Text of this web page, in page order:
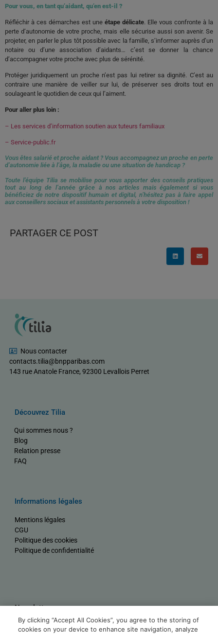
Pour vous, en tant qu’aidant, qu’en est-il ?
Réfléchir à ces démarches est une étape délicate. Elle vous confronte à la
perte d’autonomie de votre proche, mais elle sécurise aussi son avenir. Se
projeter, en parler le plus tôt possible avec la famille, s’informer auprès d’un
notaire ou d’une association d’aidants… c’est se donner la chance
d’accompagner votre proche avec plus de sérénité.
Protéger juridiquement un proche n’est pas lui retirer sa dignité. C’est au
contraire une manière de veiller sur lui, de préserver ses droits tout en
soulageant le quotidien de ceux qui l’aiment.
Pour aller plus loin :
– Les services d’information soutien aux tuteurs familiaux
– Service-public.fr
Vous êtes salarié et proche aidant ? Vous accompagnez un proche en perte
d’autonomie liée à l’âge, la maladie ou une situation de handicap ?
Toute l’équipe Tilia se mobilise pour vous apporter des conseils pratiques
tout au long de l’année grâce à nos articles mais également si vous
bénéficiez de notre dispositif humain et digital, n’hésitez pas à faire appel
aux conseillers sociaux et assistants personnels à votre disposition !
PARTAGER CE POST
Nous contacter
contacts.tilia@bnpparibas.com
143 rue Anatole France, 92300 Levallois Perret
Découvrez Tilia
Qui sommes nous ?
Blog
Relation presse
FAQ
Informations légales
Mentions légales
CGU
Politique des cookies
Politique de confidentialité
Newsletter
Nom
By clicking “Accept All Cookies”, you agree to the storing of
cookies on your device to enhance site navigation, analyze